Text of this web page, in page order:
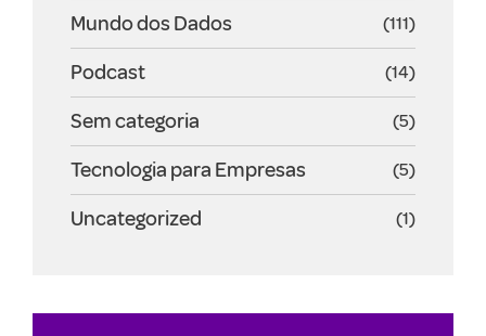
Mundo dos Dados (111)
Podcast (14)
Sem categoria (5)
Tecnologia para Empresas (5)
Uncategorized (1)